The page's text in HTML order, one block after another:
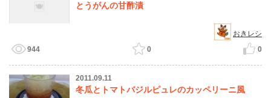
とうがんの甘酢漬
おきレシ
944
0 0
2011.09.11
冬瓜とトマトバジルピュレのカッペリーニ風